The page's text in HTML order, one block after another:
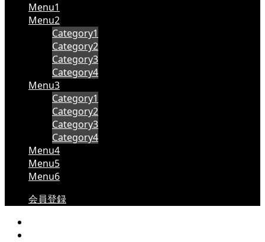
Menu1
Menu2
Category1
Category2
Category3
Category4
Menu3
Category1
Category2
Category3
Category4
Menu4
Menu5
Menu6
会員登録